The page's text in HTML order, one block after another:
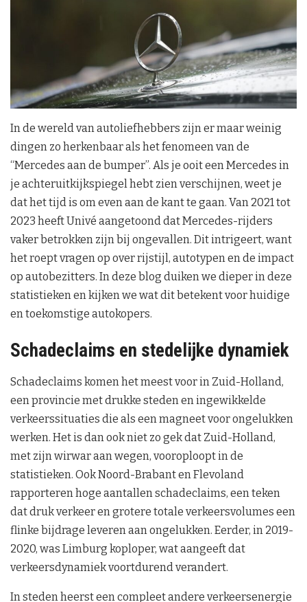
In de wereld van autoliefhebbers zijn er maar weinig
dingen zo herkenbaar als het fenomeen van de
“Mercedes aan de bumper”. Als je ooit een Mercedes in
je achteruitkijkspiegel hebt zien verschijnen, weet je
dat het tijd is om even aan de kant te gaan. Van 2021 tot
2023 heeft Univé aangetoond dat Mercedes-rijders
vaker betrokken zijn bij ongevallen. Dit intrigeert, want
het roept vragen op over rijstijl, autotypen en de impact
op autobezitters. In deze blog duiken we dieper in deze
statistieken en kijken we wat dit betekent voor huidige
en toekomstige autokopers.
Schadeclaims en stedelijke dynamiek
Schadeclaims komen het meest voor in Zuid-Holland,
een provincie met drukke steden en ingewikkelde
verkeerssituaties die als een magneet voor ongelukken
werken. Het is dan ook niet zo gek dat Zuid-Holland,
met zijn wirwar aan wegen, vooroploopt in de
statistieken. Ook Noord-Brabant en Flevoland
rapporteren hoge aantallen schadeclaims, een teken
dat druk verkeer en grotere totale verkeersvolumes een
flinke bijdrage leveren aan ongelukken. Eerder, in 2019-
2020, was Limburg koploper, wat aangeeft dat
verkeersdynamiek voortdurend verandert.
In steden heerst een compleet andere verkeersenergie